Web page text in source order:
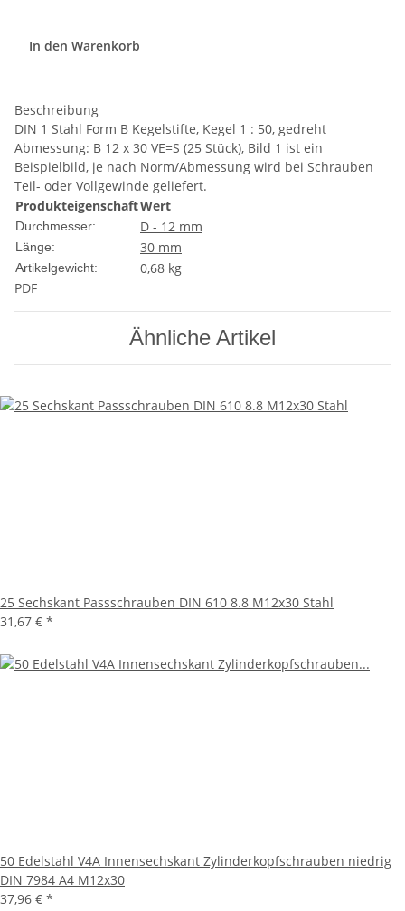
In den Warenkorb
Beschreibung
DIN 1 Stahl Form B Kegelstifte, Kegel 1 : 50, gedreht
Abmessung: B 12 x 30 VE=S (25 Stück), Bild 1 ist ein
Beispielbild, je nach Norm/Abmessung wird bei Schrauben
Teil- oder Vollgewinde geliefert.
ProdukteigenschaftWert
Durchmesser: D - 12 mm
Länge: 30 mm
Artikelgewicht: 0,68 kg
PDF
Ähnliche Artikel
25 Sechskant Passschrauben DIN 610 8.8 M12x30 Stahl
31,67 € *
50 Edelstahl V4A Innensechskant Zylinderkopfschrauben niedrig
DIN 7984 A4 M12x30
37,96 € *